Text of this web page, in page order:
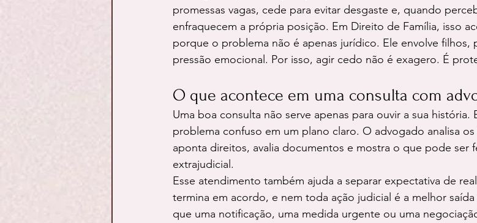
promessas vagas, cede para evitar desgaste e, quando
enfraquecem a própria posição. Em Direito de Família, isso
porque o problema não é apenas jurídico. Ele envolve
pressão emocional. Por isso, agir cedo não é exagero. É
O que acontece em uma consulta com
Uma boa consulta não serve apenas para ouvir a sua história.
problema confuso em um plano claro. O advogado analisa
aponta direitos, avalia documentos e mostra o que pode ser
extrajudicial.
Esse atendimento também ajuda a separar expectativa de
termina em acordo, e nem toda ação judicial é a melhor
que uma notificação, uma medida urgente ou uma